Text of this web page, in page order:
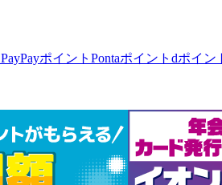
PayPayポイント Pontaポイント dポイン